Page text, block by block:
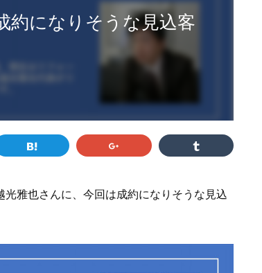
約になりそうな見込客
雅也さんに、今回は成約になりそうな見込